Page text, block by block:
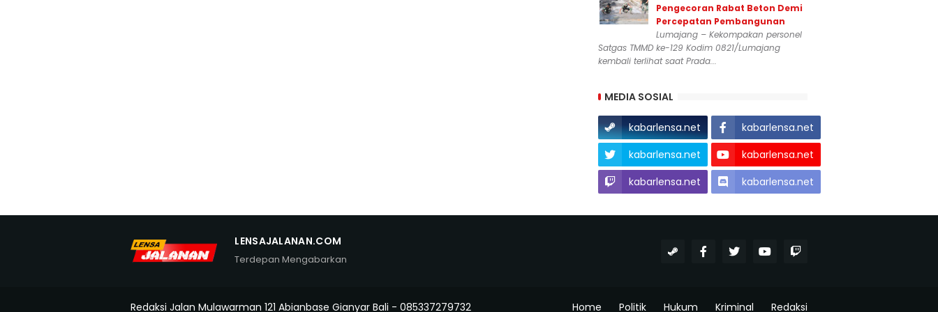
Pengecoran Rabat Beton Demi
Percepatan Pembangunan
Lumajang – Kekompakan personel
Satgas TMMD ke-129 Kodim 0821/Lumajang
kembali terlihat saat Prada...
MEDIA SOSIAL
kabarlensa.net
kabarlensa.net
kabarlensa.net
kabarlensa.net
kabarlensa.net
kabarlensa.net
LENSAJALANAN.COM
Terdepan Mengabarkan
Redaksi Jalan Mulawarman 121 Abianbase Gianyar Bali - 085337279732 Home Politik Hukum Kriminal Redaksi